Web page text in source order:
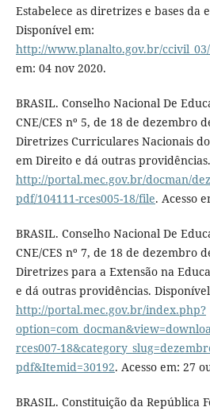
Estabelece as diretrizes e bases da
Disponível em:
http://www.planalto.gov.br/
em: 04 nov 2020.
BRASIL. Conselho Nacional De
CNE/CES nº 5, de 18 de dezembro
Diretrizes Curriculares Nacionais
em Direito e dá outras
http://portal.mec.gov.br/docman/
pdf/104111-rces005-18/file. Acesso
BRASIL. Conselho Nacional De
CNE/CES nº 7, de 18 de dezembro
Diretrizes para a Extensão na
e dá outras providências.
http://portal.mec.gov.br/index.php?
rces007-
pdf&Itemid=30192. Acesso em: 27
BRASIL. Constituição da República